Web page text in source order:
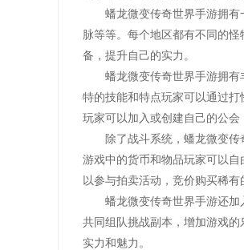
蟠龙微变传奇世界手游拥
脉等等。每个地区都有不同的
备，提升自己的实力。
蟠龙微变传奇世界手游拥
特的技能和特点玩家可以通过
玩家可以加入或创建自己的公会
除了战斗系统，蟠龙微变
游戏中的货币和物品玩家可以
以参与拍卖活动，竞价购买稀有
蟠龙微变传奇世界手游还加
共同组队挑战副本，增加游戏
实力和魅力。